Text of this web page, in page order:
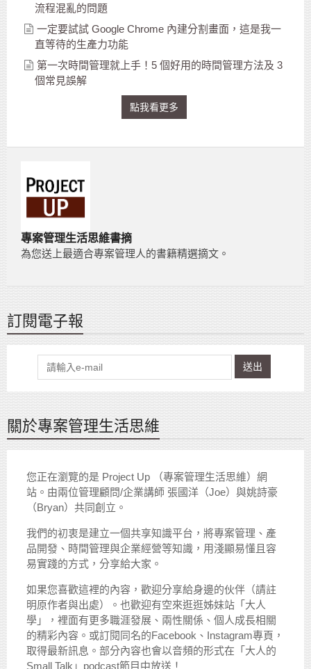
流程混亂的問題
一定要試試 Google Chrome 內建分割畫面，這是我一
直等待的生產力功能
第一次時間管理就上手！5 個好用的時間管理方法及 3
個常見誤解
點我看更多
專案管理生活思維書摘
為您送上最適合專案管理人的書籍精選摘文。
訂閱電子報
送出
關於專案管理生活思維
您正在瀏覽的是 Project Up （專案管理生活思維）網
站。由兩位管理顧問/企業講師 張國洋（Joe）與姚詩豪
（Bryan）共同創立。
我們的初衷是建立一個共享知識平台，將專案管理、產
品開發、時間管理與企業經營等知識，用淺顯易懂且容
易實踐的方式，分享給大家。
如果您喜歡這裡的內容，歡迎分享給身邊的伙伴（請註
明原作者與出處）。也歡迎有空來逛逛姊妹站「大人
學」，裡面有更多職涯發展、兩性關係、個人成長相關
的精彩內容。或訂閱同名的Facebook、Instagram專頁，
取得最新訊息。部分內容也會以音頻的形式在「大人的
Small Talk」podcast節目中放送！